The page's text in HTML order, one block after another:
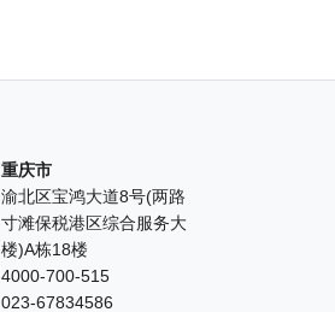
重庆市
渝北区宝鸿大道8号(两路
寸滩保税港区综合服务大
楼)A栋18楼
4000-700-515
023-67834586